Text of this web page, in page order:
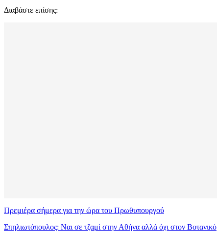
Διαβάστε επίσης:
Πρεμιέρα σήμερα για την ώρα του Πρωθυπουργού
Σπηλιωτόπουλος: Ναι σε τζαμί στην Αθήνα αλλά όχι στον Βοτανικό